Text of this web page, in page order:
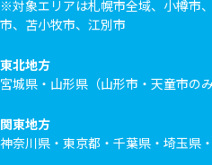
※対象エリアは札幌市全域、小樽市
市、苫小牧市、江別市
東北地方
宮城県・山形県（山形市・天童市のみ
関東地方
神奈川県・東京都・千葉県・埼玉県